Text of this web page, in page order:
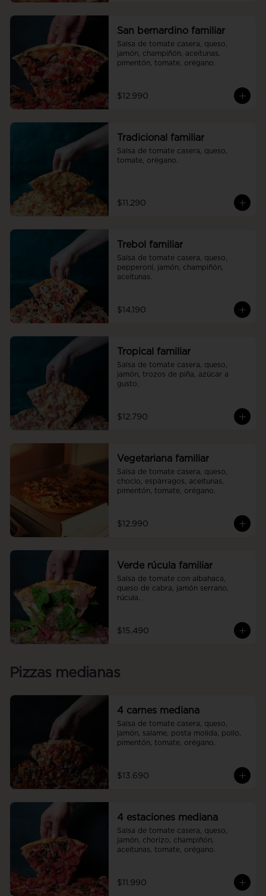
San bernardino familiar
Salsa de tomate casera, queso,
jamón, champiñón, aceitunas,
pimentón, tomate, orégano.
$12.990
Tradicional familiar
Salsa de tomate casera, queso,
tomate, orégano.
$11.290
Trebol familiar
Salsa de tomate casera, queso,
pepperoni, jamón, champiñón,
aceitunas.
$14.190
Tropical familiar
Salsa de tomate casera, queso,
jamón, trozos de piña, azúcar a
gusto.
$12.790
Vegetariana familiar
Salsa de tomate casera, queso,
choclo, espárragos, aceitunas,
pimentón, tomate, orégano.
$12.990
Verde rúcula familiar
Salsa de tomate con albahaca,
queso de cabra, jamón serrano,
rúcula.
$15.490
Pizzas medianas
4 carnes mediana
Salsa de tomate casera, queso,
jamón, salame, posta molida, pollo,
pimentón, tomate, orégano.
$13.690
4 estaciones mediana
Salsa de tomate casera, queso,
jamón, chorizo, champiñón,
aceitunas, tomate, orégano.
$11.990